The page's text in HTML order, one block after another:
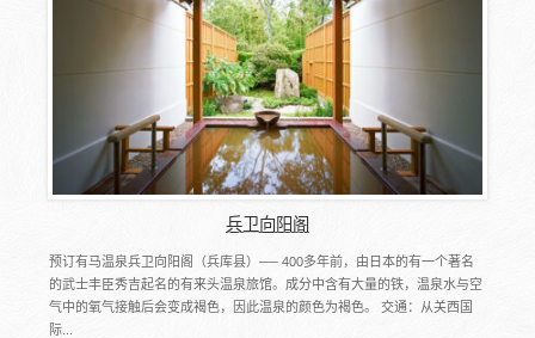
兵卫向阳阁
预订有马温泉兵卫向阳阁（兵库县）── 400多年前，由日本的有一个著名
的武士丰臣秀吉起名的有来头温泉旅馆。成分中含有大量的铁，温泉水与空
气中的氧气接触后会变成褐色，因此温泉的颜色为褐色。 交通：从关西国
际...